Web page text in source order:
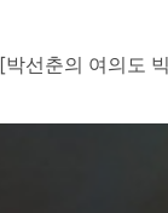
[박선춘의 여의도